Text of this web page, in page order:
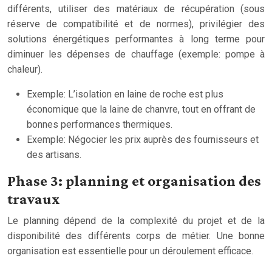
différents, utiliser des matériaux de récupération (sous
réserve de compatibilité et de normes), privilégier des
solutions énergétiques performantes à long terme pour
diminuer les dépenses de chauffage (exemple: pompe à
chaleur).
Exemple: L’isolation en laine de roche est plus
économique que la laine de chanvre, tout en offrant de
bonnes performances thermiques.
Exemple: Négocier les prix auprès des fournisseurs et
des artisans.
Phase 3: planning et organisation des
travaux
Le planning dépend de la complexité du projet et de la
disponibilité des différents corps de métier. Une bonne
organisation est essentielle pour un déroulement efficace.